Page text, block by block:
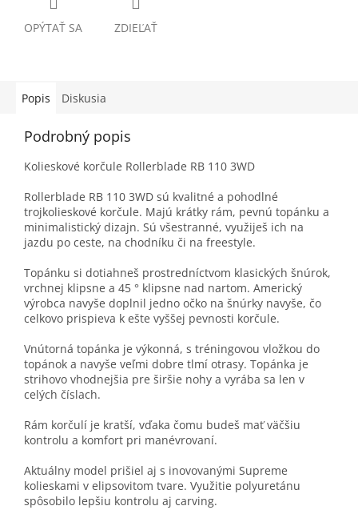
OPÝTAŤ SA ZDIEĽAŤ
Popis Diskusia
Podrobný popis
Kolieskové korčule Rollerblade RB 110 3WD
Rollerblade RB 110 3WD sú kvalitné a pohodlné
trojkolieskové korčule. Majú krátky rám, pevnú topánku a
minimalistický dizajn. Sú všestranné, využiješ ich na
jazdu po ceste, na chodníku či na freestyle.
Topánku si dotiahneš prostredníctvom klasických šnúrok,
vrchnej klipsne a 45 ° klipsne nad nartom. Americký
výrobca navyše doplnil jedno očko na šnúrky navyše, čo
celkovo prispieva k ešte vyššej pevnosti korčule.
Vnútorná topánka je výkonná, s tréningovou vložkou do
topánok a navyše veľmi dobre tlmí otrasy. Topánka je
strihovo vhodnejšia pre širšie nohy a vyrába sa len v
celých číslach.
Rám korčulí je kratší, vďaka čomu budeš mať väčšiu
kontrolu a komfort pri manévrovaní.
Aktuálny model prišiel aj s inovovanými Supreme
kolieskami v elipsovitom tvare. Využitie polyuretánu
spôsobilo lepšiu kontrolu aj carving.